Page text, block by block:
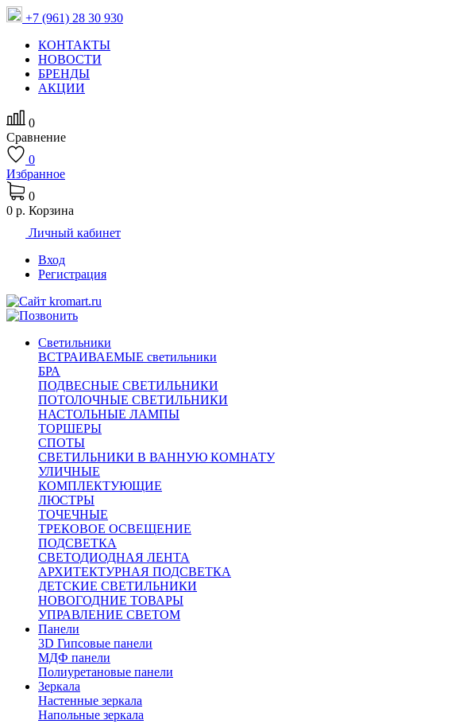
+7 (961) 28 30 930
КОНТАКТЫ
НОВОСТИ
БРЕНДЫ
АКЦИИ
0
Сравнение
0
Избранное
0
0 р. Корзина
Личный кабинет
Вход
Регистрация
Светильники
ВСТРАИВАЕМЫЕ светильники
БРА
ПОДВЕСНЫЕ СВЕТИЛЬНИКИ
ПОТОЛОЧНЫЕ СВЕТИЛЬНИКИ
НАСТОЛЬНЫЕ ЛАМПЫ
ТОРШЕРЫ
СПОТЫ
СВЕТИЛЬНИКИ В ВАННУЮ КОМНАТУ
УЛИЧНЫЕ
КОМПЛЕКТУЮЩИЕ
ЛЮСТРЫ
ТОЧЕЧНЫЕ
ТРЕКОВОЕ ОСВЕЩЕНИЕ
ПОДСВЕТКА
СВЕТОДИОДНАЯ ЛЕНТА
АРХИТЕКТУРНАЯ ПОДСВЕТКА
ДЕТСКИЕ СВЕТИЛЬНИКИ
НОВОГОДНИЕ ТОВАРЫ
УПРАВЛЕНИЕ СВЕТОМ
Панели
3D Гипсовые панели
МДФ панели
Полиуретановые панели
Зеркала
Настенные зеркала
Напольные зеркала